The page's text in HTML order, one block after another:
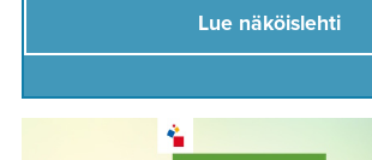
Lue näköislehti